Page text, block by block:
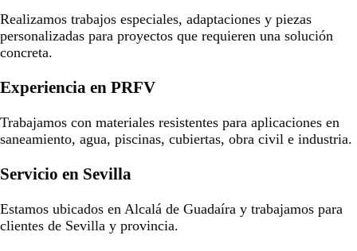
Realizamos trabajos especiales, adaptaciones y piezas
personalizadas para proyectos que requieren una solución
concreta.
Experiencia en PRFV
Trabajamos con materiales resistentes para aplicaciones en
saneamiento, agua, piscinas, cubiertas, obra civil e industria.
Servicio en Sevilla
Estamos ubicados en Alcalá de Guadaíra y trabajamos para
clientes de Sevilla y provincia.